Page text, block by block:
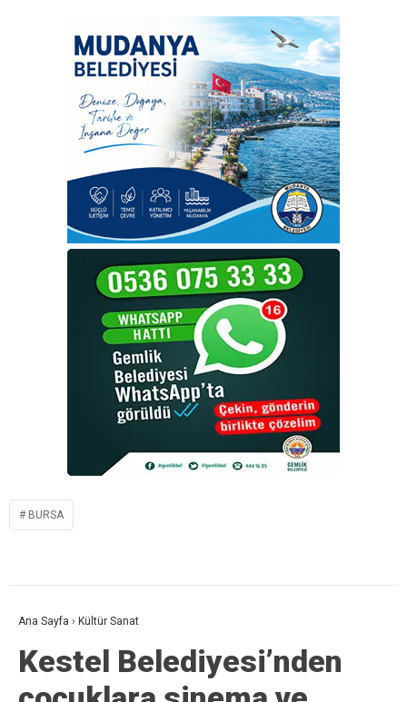
BURSA
Ana Sayfa › Kültür Sanat
Kestel Belediyesi’nden